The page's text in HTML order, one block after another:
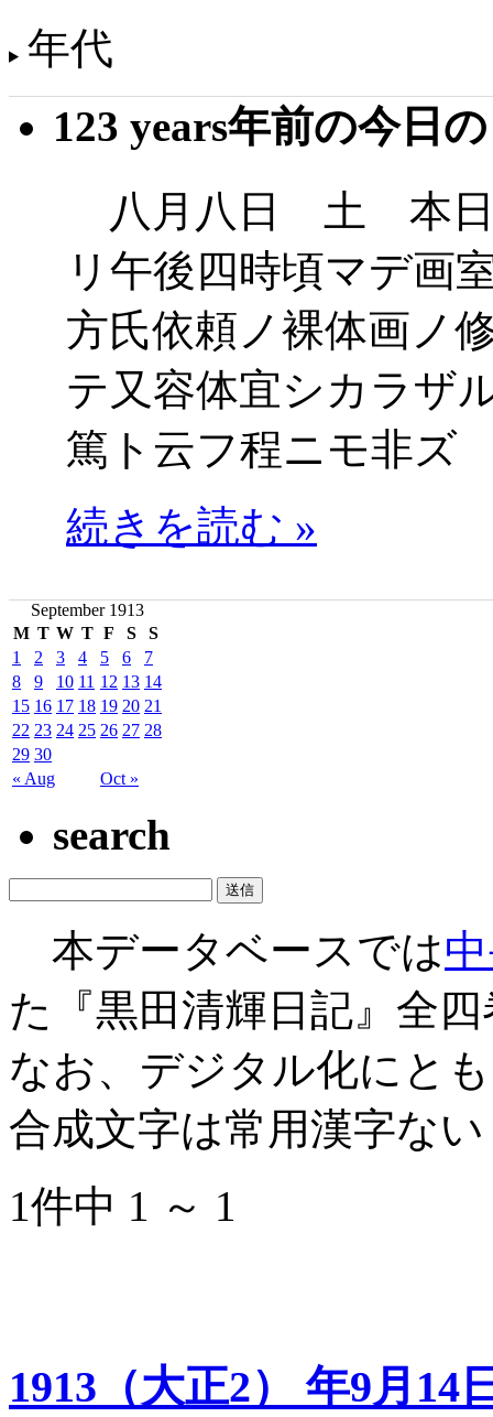
年代
123 years年前の今日
八月八日 土 本日
リ午後四時頃マデ
方氏依頼ノ裸体画ノ
テ又容体宜シカラ
篤ト云フ程ニモ非ズ
続きを読む »
September 1913
M T W T F S S
« Aug Oct »
1 2 3 4 5 6
7
8
9 10 11 12 13 14
15 16 17 18 19 20 21
22 23 24 25 26 27 28
29 30
search
本データベースでは
た『黒田清輝日記』全
なお、デジタル化にと
合成文字は常用漢字な
1件中 1 ～ 1
1913（大正2） 年9月14